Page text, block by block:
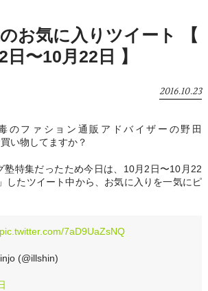
お気に入りツイート 【
〜10月22日 】
2016.10.23
のファション通販アドバイザーの野田
い物してますか？
塾特集だったため今日は、10月2日〜10月22
したツイート中から、お気に入りを一気にピ
pic.twitter.com/7aD9UaZsNQ
(@illshin)